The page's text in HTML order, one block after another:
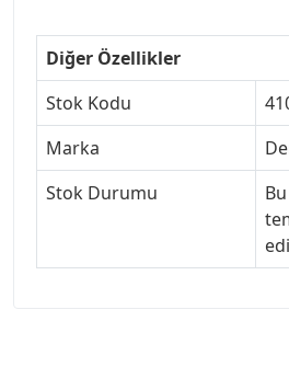
Diğer Özellikler
Stok Kodu
Marka
Stok Durumu